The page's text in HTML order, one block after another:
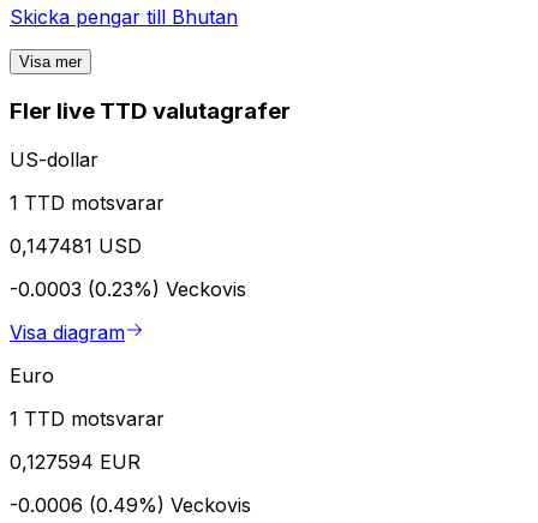
Skicka pengar till Bhutan
Visa mer
Fler live TTD valutagrafer
US-dollar
1 TTD motsvarar
0,147481 USD
-0.0003 (0.23%) Veckovis
Visa diagram
Euro
1 TTD motsvarar
0,127594 EUR
-0.0006 (0.49%) Veckovis